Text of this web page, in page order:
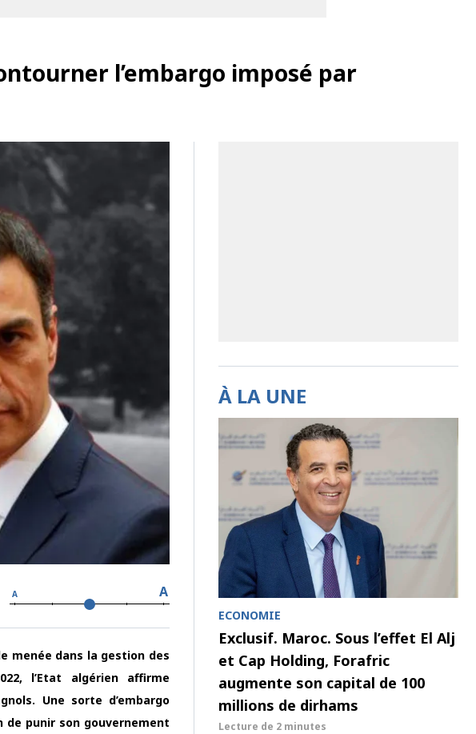
l’embargo imposé par
A A
menée dans la gestion des
l’Etat algérien affirme
Une sorte d’embargo
de punir son gouvernement
À LA UNE
ECONOMIE
Exclusif. Maroc. Sous l’effet El Alj
et Cap Holding, Forafric
augmente son capital de 100
millions de dirhams
Lecture de 2 minutes